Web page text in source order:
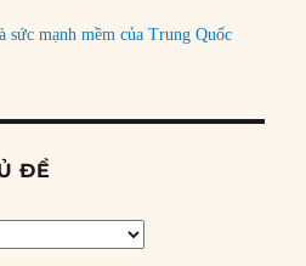
sức mạnh mềm của Trung Quốc
ĐỀ